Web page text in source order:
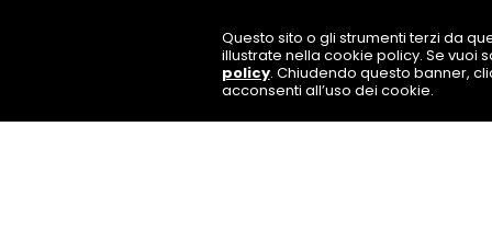
Questo sito o gli strumenti terzi da
illustrate nella cookie policy. Se vuoi
policy. Chiudendo questo banner,
acconsenti all’uso dei cookie.